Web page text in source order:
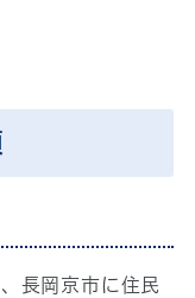
長岡京市に住民